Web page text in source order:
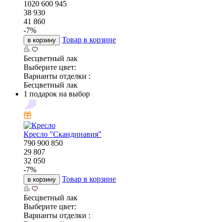
1020 600 945
38 930
41 860
-7%
в корзину Товар в корзине
Бесцветный лак
Выберите цвет:
Варианты отделки :
Бесцветный лак
1 подарок на выбор
Кресло "Скандинавия"
790 900 850
29 807
32 050
-7%
в корзину Товар в корзине
Бесцветный лак
Выберите цвет:
Варианты отделки :